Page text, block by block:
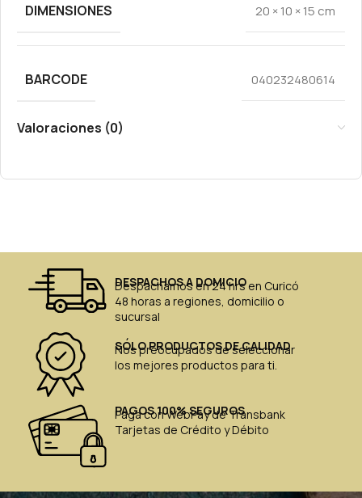
DIMENSIONES 20 × 10 × 15 cm
BARCODE 040232480614
Valoraciones (0)
DESPACHOS A DOMICIO
Despachamos en 24 hrs en Curicó
48 horas a regiones, domicilio o
sucursal
SÓLO PRODUCTOS DE CALIDAD
Nos preocupados de seleccionar
los mejores productos para ti.
PAGOS 100% SEGUROS
Paga con WebPay de Transbank
Tarjetas de Crédito y Débito